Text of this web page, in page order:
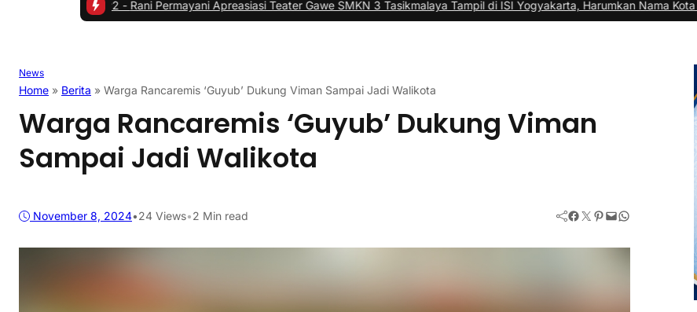
Rani Permayani Apreasiasi Teater Gawe SMKN 3 Tasikmalaya Tampil di ISI Yogyakarta, Harumkan Nama Kota di Festival Teater
News
Home » Berita » Warga Rancaremis ‘Guyub’ Dukung Viman Sampai Jadi Walikota
Warga Rancaremis ‘Guyub’ Dukung Viman
Sampai Jadi Walikota
November 8, 2024•24 Views•2 Min read Facebook Twitter Pinterest Mail WhatsApp